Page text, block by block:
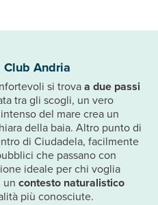
Andria
si trovaa due passi
tra gli scogli, un vero
del mare crea un
della baia. Altro punto di
di Ciudadela, facilmente
che passano con
ideale per chi voglia
un contesto naturalistico
più conosciute.